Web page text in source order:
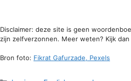
Disclaimer: deze site is geen
zijn zelfverzonnen. Meer weten? Kijk dan
Bron foto: Fikrat Gafurzade, Pexels